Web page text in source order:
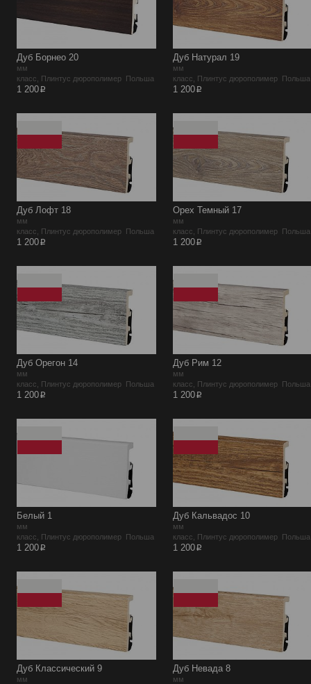
Дуб Борнео 20
мм
класс, Плинтус дюрополимер Польша
1 200p
Дуб Натурал 19
мм
класс, Плинтус дюрополимер Польша
1 200p
Дуб Лофт 18
мм
класс, Плинтус дюрополимер Польша
1 200p
Орех Темный 17
мм
класс, Плинтус дюрополимер Польша
1 200p
Дуб Орегон 14
мм
класс, Плинтус дюрополимер Польша
1 200p
Дуб Рим 12
мм
класс, Плинтус дюрополимер Польша
1 200p
Белый 1
мм
класс, Плинтус дюрополимер Польша
1 200p
Дуб Кальвадос 10
мм
класс, Плинтус дюрополимер Польша
1 200p
Дуб Классический 9
мм
Дуб Невада 8
мм